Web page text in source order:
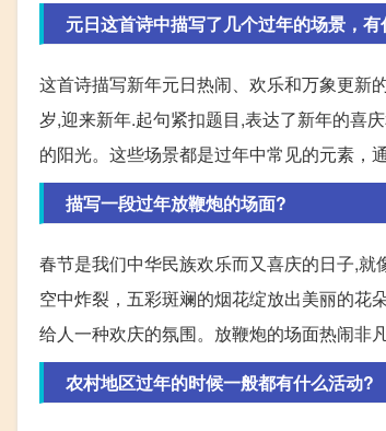
元日这首诗中描写了几个过年的场景，
这首诗描写新年元日热闹、欢乐和万象更新
岁,迎来新年.起句紧扣题目,表达了新年的喜
的阳光。这些场景都是过年中常见的元素，
描写一段过年放鞭炮的场面?
春节是我们中华民族欢乐而又喜庆的日子,
空中炸裂，五彩斑斓的烟花绽放出美丽的花
给人一种欢庆的氛围。放鞭炮的场面热闹非
农村地区过年的时候一般都有什么活动?